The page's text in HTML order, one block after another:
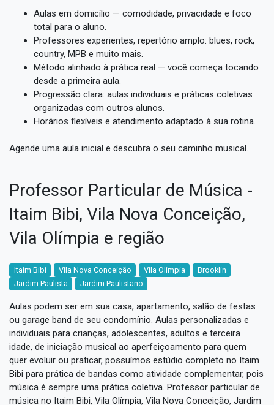
Aulas em domicílio — comodidade, privacidade e foco
total para o aluno.
Professores experientes, repertório amplo: blues, rock,
country, MPB e muito mais.
Método alinhado à prática real — você começa tocando
desde a primeira aula.
Progressão clara: aulas individuais e práticas coletivas
organizadas com outros alunos.
Horários flexíveis e atendimento adaptado à sua rotina.
Agende uma aula inicial e descubra o seu caminho musical.
Professor Particular de Música -
Itaim Bibi, Vila Nova Conceição,
Vila Olímpia e região
Itaim Bibi Vila Nova Conceição Vila Olímpia
Brooklin
Jardim Paulista
Jardim Paulistano
Aulas podem ser em sua casa, apartamento, salão de festas
ou garage band de seu condomínio. Aulas personalizadas e
individuais para crianças, adolescentes, adultos e terceira
idade, de iniciação musical ao aperfeiçoamento para quem
quer evoluir ou praticar, possuímos estúdio completo no Itaim
Bibi para prática de bandas como atividade complementar, pois
música é sempre uma prática coletiva. Professor particular de
música no Itaim Bibi, Vila Olímpia, Vila Nova Conceição, Jardim